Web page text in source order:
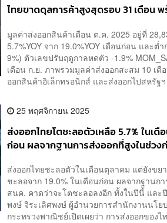
ไทยขาดดุลการค้าสูงสุดรอบ 31 เดือน
มูลค่าส่งออกสินค้าเดือน ต.ค. 2025 อยู่ที่
5.7%YOY จาก 19.0%YOY เดือนก่อน และต่
9%) ตัวเลขปรับฤดูกาลหดตัว -1.9%
เดือน ก.ย. ภาพรวมมูลค่าส่งออกสะสม 10 เ
ออกสินค้าอิเล็กทรอนิกส์ และส่งออกไปสหรัฐ
25 พฤศจิกายน 2025
ส่งออกไทยโตชะลอตัวเหลือ 5.7% ในเดื
ก่อน ผลจากฐานการส่งออกที่สูงในช่วง
ส่งออกไทยชะลอตัวในเดือนตุลาคม แต่ยังขย
ชะลอจาก 19.0% ในเดือนก่อน ผลจากฐานก
สนค. คาดว่าจะโตชะลอลงอีก ทั้งในปีนี้ แล
พงษ์ จิระเลิศพงษ์ ผู้อำนวยการสำนักงานนโ
กระทรวงพาณิชย์เปิดเผยว่า การส่งออกของ